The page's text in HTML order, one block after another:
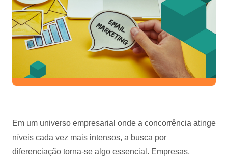
Em um universo empresarial onde a concorrência atinge
níveis cada vez mais intensos, a busca por
diferenciação torna-se algo essencial. Empresas,